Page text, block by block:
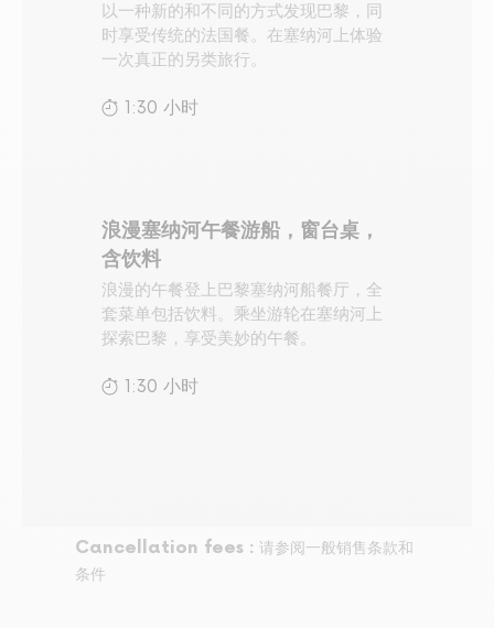
以一种新的和不同的方式发现巴黎，同
时享受传统的法国餐。在塞纳河上体验
一次真正的另类旅行。
1:30 小时
浪漫塞纳河午餐游船，窗台桌，
含饮料
浪漫的午餐登上巴黎塞纳河船餐厅，全
套菜单包括饮料。乘坐游轮在塞纳河上
探索巴黎，享受美妙的午餐。
1:30 小时
Cancellation fees : 请参阅一般销售条款和
条件